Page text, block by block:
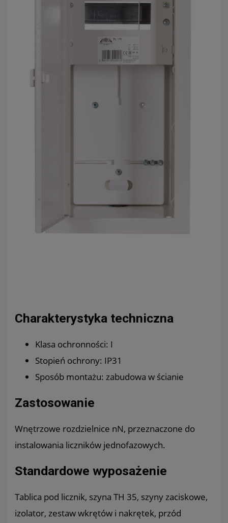
Charakterystyka techniczna
Klasa ochronności: I
Stopień ochrony: IP31
Sposób montażu: zabudowa w ścianie
Zastosowanie
Wnętrzowe rozdzielnice nN, przeznaczone do
instalowania liczników jednofazowych.
Standardowe wyposażenie
Tablica pod licznik, szyna TH 35, szyny zaciskowe,
izolator, zestaw wkrętów i nakrętek, przód